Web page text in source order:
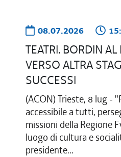
08.07.2026
TEATRI. BORDIN AL
VERSO ALTRA
SUCCESSI
(ACON) Trieste, 8 lug -
accessibile a tutti,
missioni della Regione
luogo di cultura e
presidente...